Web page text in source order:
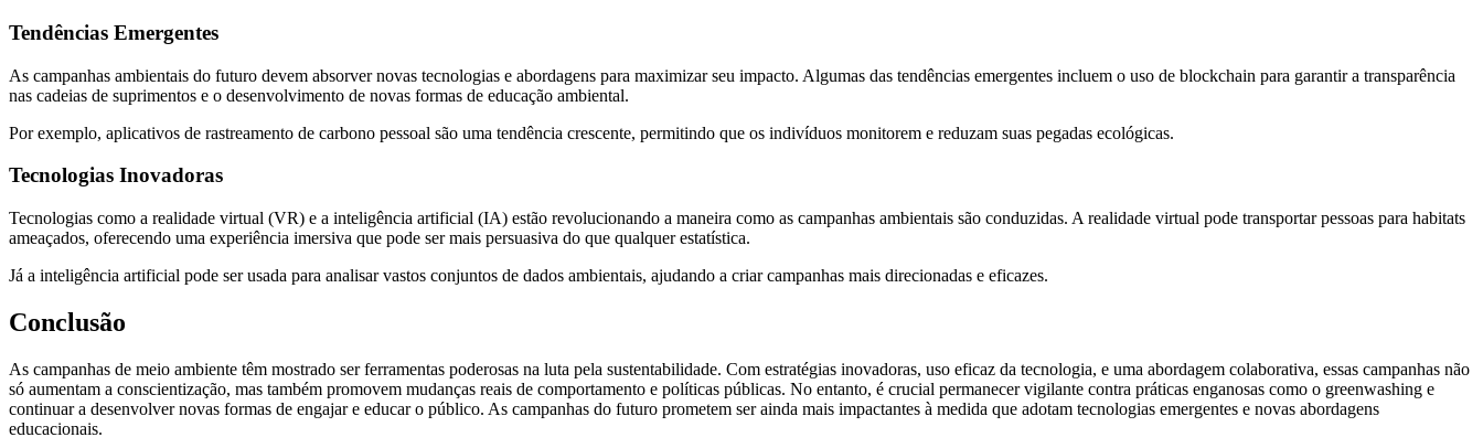
Tendências Emergentes
As campanhas ambientais do futuro devem absorver novas tecnologias e abordagens para maximizar seu impacto. Algumas das tendências emergentes incluem o uso de blockchain para garantir a transparência
nas cadeias de suprimentos e o desenvolvimento de novas formas de educação ambiental.
Por exemplo, aplicativos de rastreamento de carbono pessoal são uma tendência crescente, permitindo que os indivíduos monitorem e reduzam suas pegadas ecológicas.
Tecnologias Inovadoras
Tecnologias como a realidade virtual (VR) e a inteligência artificial (IA) estão revolucionando a maneira como as campanhas ambientais são conduzidas. A realidade virtual pode transportar pessoas para habitats
ameaçados, oferecendo uma experiência imersiva que pode ser mais persuasiva do que qualquer estatística.
Já a inteligência artificial pode ser usada para analisar vastos conjuntos de dados ambientais, ajudando a criar campanhas mais direcionadas e eficazes.
Conclusão
As campanhas de meio ambiente têm mostrado ser ferramentas poderosas na luta pela sustentabilidade. Com estratégias inovadoras, uso eficaz da tecnologia, e uma abordagem colaborativa, essas campanhas não
só aumentam a conscientização, mas também promovem mudanças reais de comportamento e políticas públicas. No entanto, é crucial permanecer vigilante contra práticas enganosas como o greenwashing e
continuar a desenvolver novas formas de engajar e educar o público. As campanhas do futuro prometem ser ainda mais impactantes à medida que adotam tecnologias emergentes e novas abordagens
educacionais.